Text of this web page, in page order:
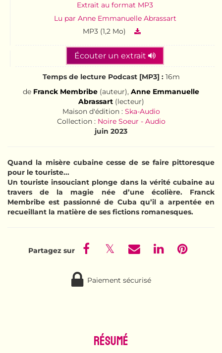
Extrait au format MP3
Lu par Anne Emmanuelle Abrassart
MP3 (1,2 Mo)
Écouter un extrait
Temps de lecture Podcast [MP3] :16m
de Franck Membribe (auteur), Anne Emmanuelle
Abrassart(lecteur)
Maison d'édition : Ska-Audio
Collection : Noire Soeur - Audio
juin 2023
Quand la misère cubaine cesse de se faire pittoresque
pour le touriste...
Un touriste insouciant plonge dans la vérité cubaine au
travers de la magie née d’une écolière. Franck
Membribe est passionné de Cuba qu’il a arpentée en
recueillant la matière de ses fictions romanesques.
Paiement sécurisé
Résumé